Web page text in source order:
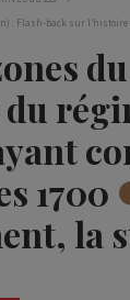
: Flash-back sur
1700
la